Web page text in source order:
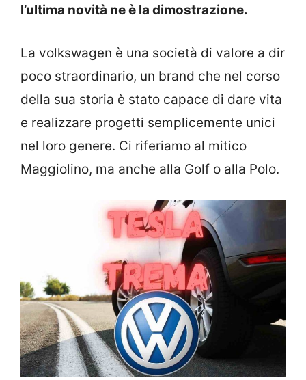
l’ultima novità ne è la dimostrazione.
La volkswagen è una società di valore a dir
poco straordinario, un brand che nel corso
della sua storia è stato capace di dare vita
e realizzare progetti semplicemente unici
nel loro genere. Ci riferiamo al mitico
Maggiolino, ma anche alla Golf o alla Polo.